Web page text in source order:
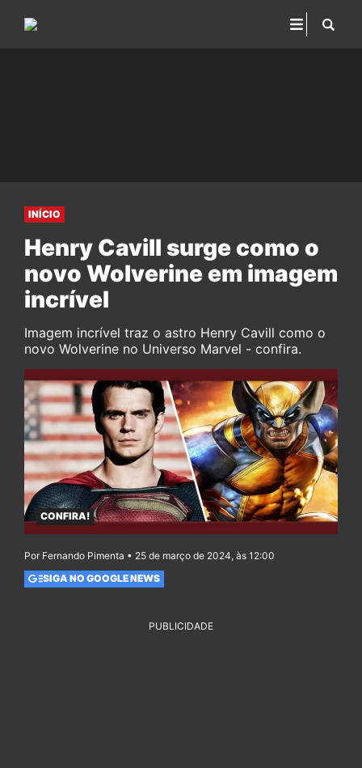
INÍCIO
Henry Cavill surge como o
novo Wolverine em imagem
incrível
Imagem incrível traz o astro Henry Cavill como o
novo Wolverine no Universo Marvel - confira.
CONFIRA!
Por Fernando Pimenta • 25 de março de 2024, às 12:00
SIGA NO GOOGLE NEWS
PUBLICIDADE